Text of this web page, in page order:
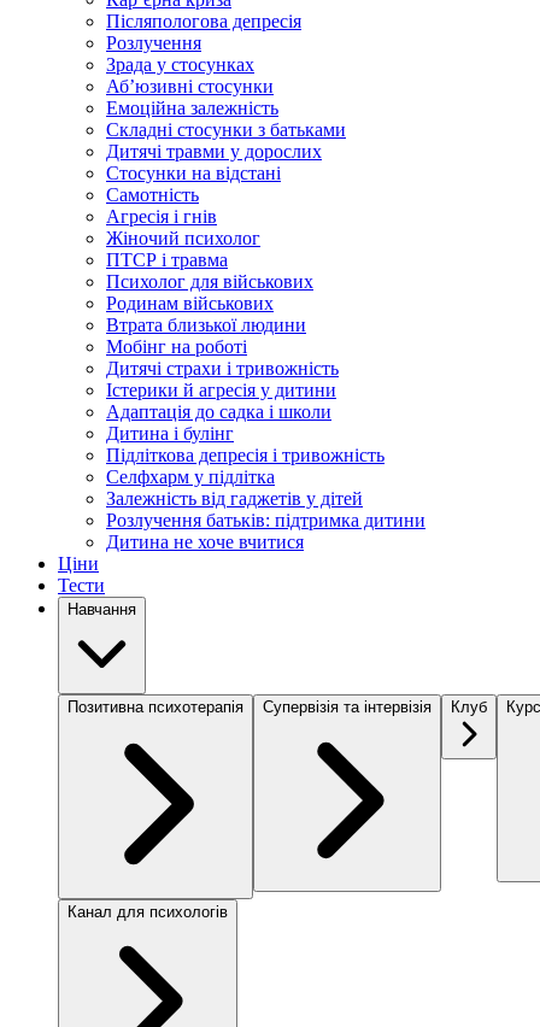
Післяпологова депресія
Розлучення
Зрада у стосунках
Абʼюзивні стосунки
Емоційна залежність
Складні стосунки з батьками
Дитячі травми у дорослих
Стосунки на відстані
Самотність
Агресія і гнів
Жіночий психолог
ПТСР і травма
Психолог для військових
Родинам військових
Втрата близької людини
Мобінг на роботі
Дитячі страхи і тривожність
Істерики й агресія у дитини
Адаптація до садка і школи
Дитина і булінг
Підліткова депресія і тривожність
Селфхарм у підлітка
Залежність від гаджетів у дітей
Розлучення батьків: підтримка дитини
Дитина не хоче вчитися
Ціни
Тести
Навчання
Позитивна психотерапія Супервізія та інтервізія Клуб
Канал для психологів